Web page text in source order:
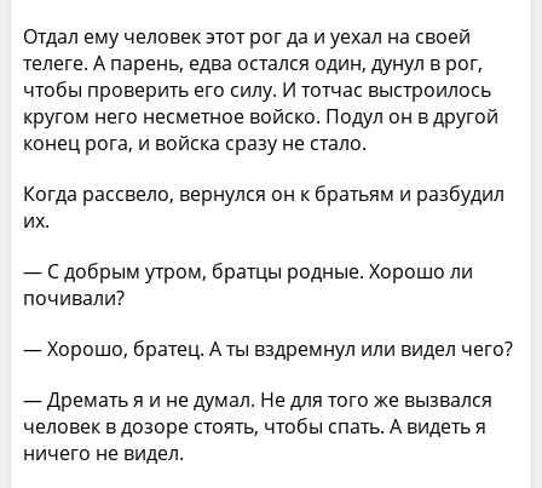
Отдал ему человек этот рог да и уехал на своей
телеге. А парень, едва остался один, дунул в рог,
чтобы проверить его силу. И тотчас выстроилось
кругом него несметное войско. Подул он в другой
конец рога, и войска сразу не стало.
Когда рассвело, вернулся он к братьям и разбудил
их.
— С добрым утром, братцы родные. Хорошо ли
почивали?
— Хорошо, братец. А ты вздремнул или видел чего?
— Дремать я и не думал. Не для того же вызвался
человек в дозоре стоять, чтобы спать. А видеть я
ничего не видел.